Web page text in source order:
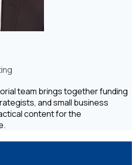
team brings together funding
and small business
content for the